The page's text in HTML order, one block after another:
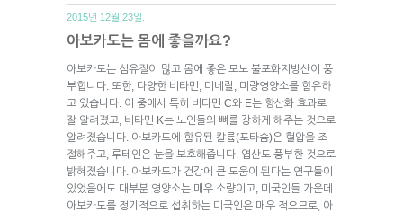
2015년 12월 23일.
아보카도는 몸에 좋을까요?
아보카도는 섬유질이 많고 몸에 좋은 모노 불포화지방산이 풍
부합니다. 또한, 다양한 비타민, 미네랄, 미량영양소를 함유하
고 있습니다. 이 중에서 특히 비타민 C와 E는 항산화 효과로
잘 알려졌고, 비타민 K는 노인들의 뼈를 강하게 해주는 것으로
알려졌습니다. 아보카도에 함유된 칼륨(포타슘)은 혈압을 조
절해주고, 루테인은 눈을 보호해줍니다. 엽산도 풍부한 것으로
밝혀졌습니다. 아보카도가 건강에 큰 도움이 된다는 연구들이
있었음에도 대부분 영양소는 매우 소량이고, 미국인들 가운데
아보카도를 정기적으로 섭취하는 미국인은 매우 적으므로, 아